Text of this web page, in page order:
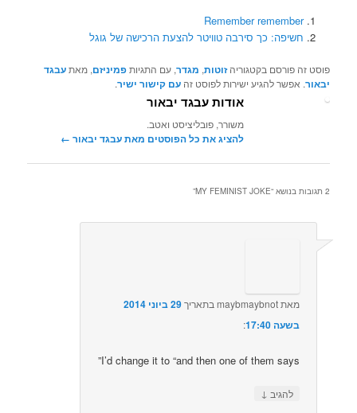
Remember remember
חשיפה: כך סירבה טוויטר להצעת הרכישה של גוגל
פוסט זה פורסם בקטגוריהזוטות, מגדר, עם התגיותפמיניזם, מאתעבגד
יבאור. אפשר להגיע ישירות לפוסט זהעם קישור ישיר.
אודות עבגד יבאור
משורר, פובליציסט ואטב.
להציג את כל הפוסטים מאת עבגד יבאור‏ ←
2 תגובות בנושא “ MY FEMINIST JOKE
”
מאתmaybmaybnot בתאריך
29 ביוני 2014
בשעה 17:40
:‏
I’d change it to “and then one of them says”
להגיב ↓